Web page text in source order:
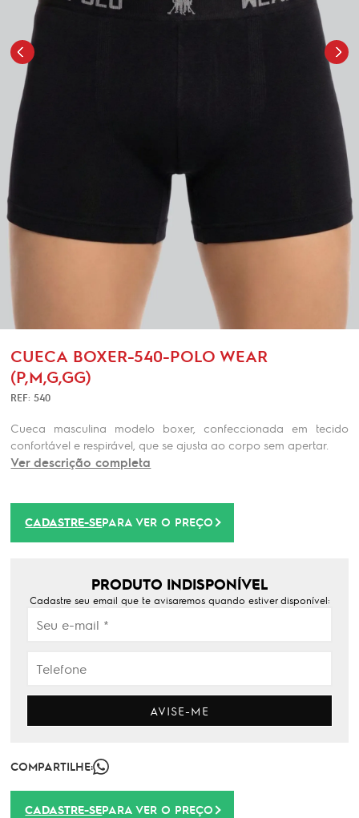
CUECA BOXER-540-POLO WEAR
(P,M,G,GG)
REF: 540
Cueca masculina modelo boxer, confeccionada em tecido
confortável e respirável, que se ajusta ao corpo sem apertar.
Ver descrição completa
CADASTRE-SEPARA VER O PREÇO
PRODUTO INDISPONÍVEL
Cadastre seu email que te avisaremos quando estiver disponível:
AVISE-ME
COMPARTILHE:
CADASTRE-SEPARA VER O PREÇO